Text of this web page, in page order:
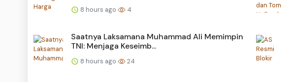
8 hours ago 4
Saatnya Laksamana Muhammad Ali Memimpin
TNI: Menjaga Keseimb...
8 hours ago 24